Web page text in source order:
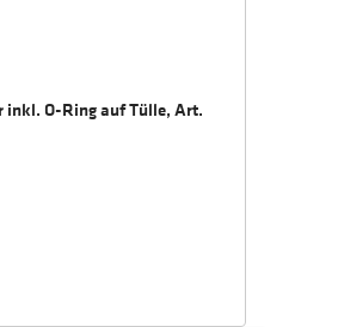
inkl. O-Ring auf Tülle, Art.